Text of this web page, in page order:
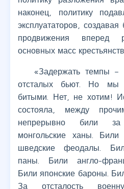
наконец, политику
эксплуататоров,
продвижения вперед
основных масс
«Задержать темпы –
отсталых бьют. Но мы
битыми. Нет, не хотим!
состояла, между
непрерывно били за
монгольские ханы.
шведские феодалы.
паны. Били англо-
Били японские бароны.
За отсталость